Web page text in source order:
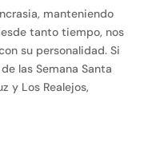
manteniendo
tanto tiempo, nos
su personalidad. Si
las Semana Santa
y Los Realejos,